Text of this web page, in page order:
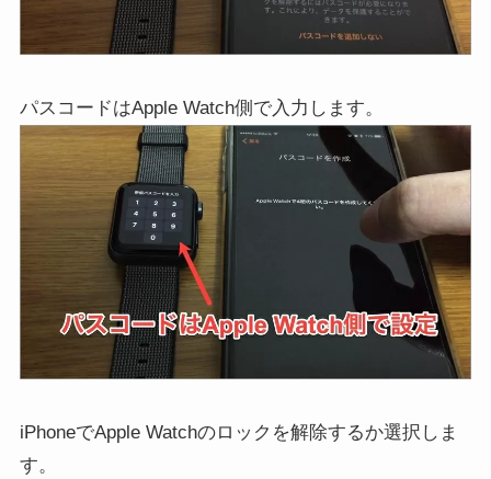
パスコードはApple Watch側で入力します。
iPhoneでApple Watchのロックを解除するか選択しま
す。